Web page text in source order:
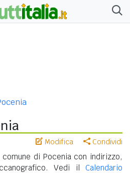
Modifica Condividi
di Pocenia con indirizzo,
Vedi il Calendario